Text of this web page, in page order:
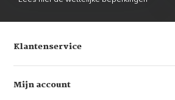
Klantenservice
Mijn account